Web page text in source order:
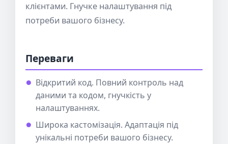
клієнтами. Гнучке налаштування під
потреби вашого бізнесу.
Переваги
Відкритий код. Повний контроль над
даними та кодом, гнучкість у
налаштуваннях.
Широка кастомізація. Адаптація під
унікальні потреби вашого бізнесу.